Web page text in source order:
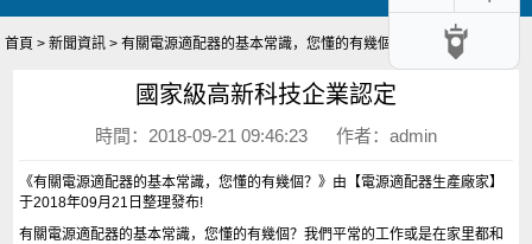
首頁 >新聞資訊 > 有關電源適配器的基本常識，您懂的有幾個？
國家級高新科技企業認定
時間：2018-09-21 09:46:23 作者：admin
《有關電源適配器的基本常識，您懂的有幾個？》由【電源適配器生產廠家】
于2018年09月21日整理發布!
有關電源適配器的基本常識，您懂的有幾個？我們平常的工作或是在家里都和